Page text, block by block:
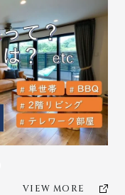
VIEW MORE